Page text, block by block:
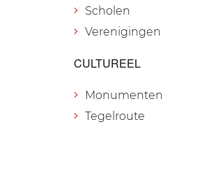
Scholen
Verenigingen
CULTUREEL
Monumenten
Tegelroute